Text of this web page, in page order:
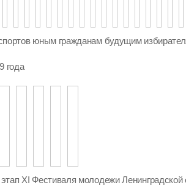
юным гражданам будущим
года
XI Фестиваля молодежи Ленинградской